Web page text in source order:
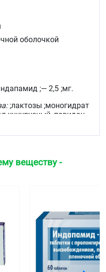
оболочкой
;— 2,5 ;мг.
;лактозы ;моногидрат
кукурузный, повидон
оболочки:
группа
веществу -